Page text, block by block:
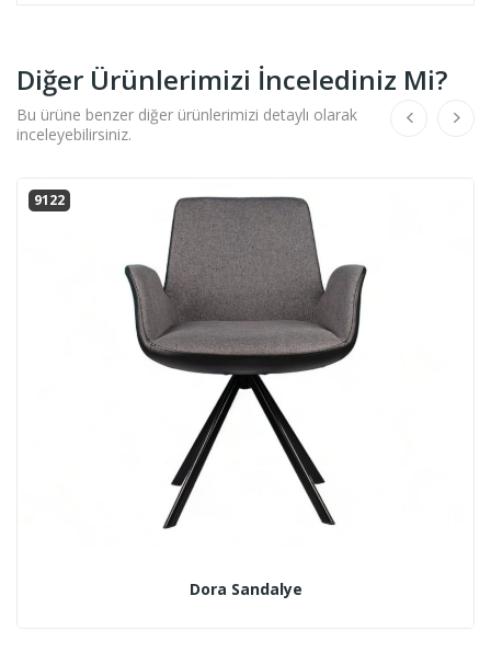
Diğer Ürünlerimizi İncelediniz Mi?
Bu ürüne benzer diğer ürünlerimizi detaylı olarak
inceleyebilirsiniz.
9122
Dora Sandalye